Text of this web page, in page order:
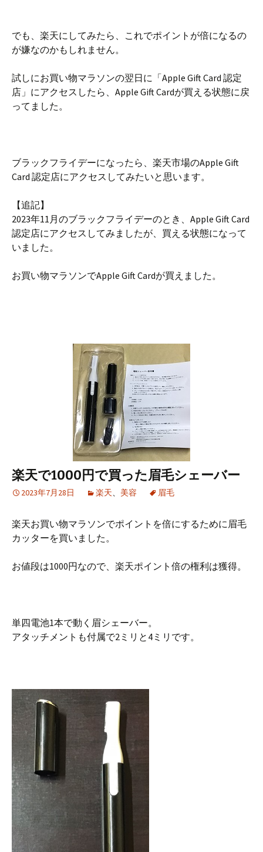
でも、楽天にしてみたら、これでポイントが倍になるの
が嫌なのかもしれません。
試しにお買い物マラソンの翌日に「Apple Gift Card 認定
店」にアクセスしたら、Apple Gift Cardが買える状態に戻
ってました。
ブラックフライデーになったら、楽天市場のApple Gift
Card 認定店にアクセスしてみたいと思います。
【追記】
2023年11月のブラックフライデーのとき、Apple Gift Card
認定店にアクセスしてみましたが、買える状態になって
いました。
お買い物マラソンでApple Gift Cardが買えました。
楽天で1000円で買った眉毛シェーバー
2023年7月28日 楽天、 美容 眉毛
楽天お買い物マラソンでポイントを倍にするために眉毛
カッターを買いました。
お値段は1000円なので、楽天ポイント倍の権利は獲得。
単四電池1本で動く眉シェーバー。
アタッチメントも付属で2ミリと4ミリです。